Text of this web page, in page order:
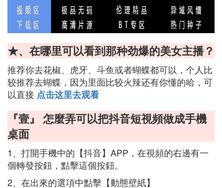
★、在哪里可以看到那种劲爆的美女主播？
推荐你去花椒、虎牙、斗鱼或者蝴蝶都可以，个人比
较推荐去蝴蝶，因为里面比较火辣还有你懂的哈，可
以直接 点击这里去观看
『壹』 怎麼弄可以把抖音短視頻做成手機
桌面
1、打開手機中的【抖音】APP，在視頻的右邊有一
個轉發按鈕，點擊這個按鈕。
2、在出來的選項中點擊【動態壁紙】